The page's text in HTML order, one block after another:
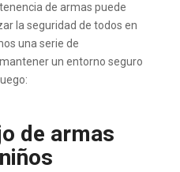
de armas puede
la seguridad de todos en
una serie de
un entorno seguro
de armas